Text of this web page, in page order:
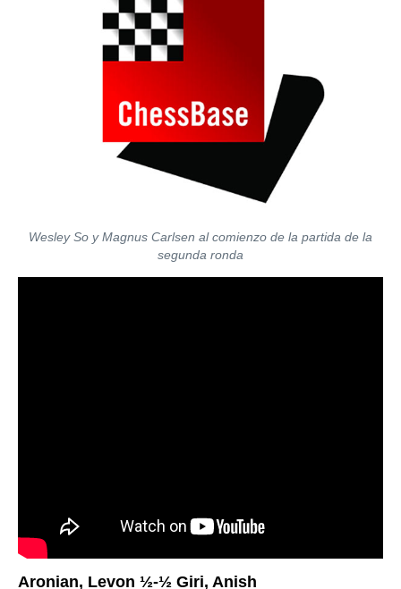
Wesley So y Magnus Carlsen al comienzo de la partida de la
segunda ronda
Aronian, Levon ½-½ Giri, Anish